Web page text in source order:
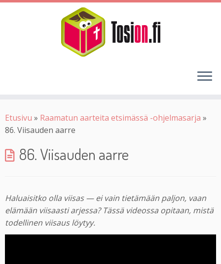
Etusivu » Raamatun aarteita etsimässä -ohjelmasarja »
86. Viisauden aarre
86. Viisauden aarre
Haluaisitko olla viisas — ei vain tietämään paljon, vaan
elämään viisaasti arjessa? Tässä videossa opitaan, mistä
todellinen viisaus löytyy.